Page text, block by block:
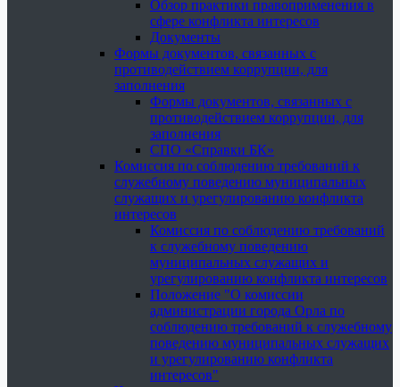
Обзор практики правоприменения в
сфере конфликта интересов
Документы
Формы документов, связанных с
противодействием коррупции, для
заполнения
Формы документов, связанных с
противодействием коррупции, для
заполнения
СПО «Справки БК»
Комиссия по соблюдению требований к
служебному поведению муниципальных
служащих и урегулированию конфликта
интересов
Комиссия по соблюдению требований
к служебному поведению
муниципальных служащих и
урегулированию конфликта интересов
Положение "О комиссии
администрации города Орла по
соблюдению требований к служебному
поведению муниципальных служащих
и урегулированию конфликта
интересов"